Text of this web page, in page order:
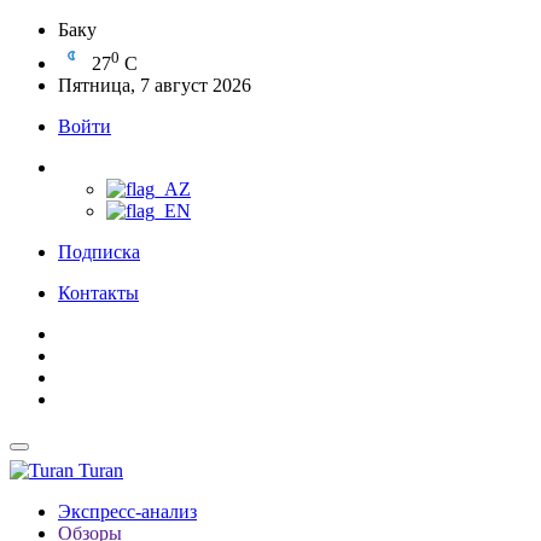
Баку
270 C
Пятница, 7 август 2026
Войти
Подписка
Контакты
Turan
Экспресс-анализ
Обзоры